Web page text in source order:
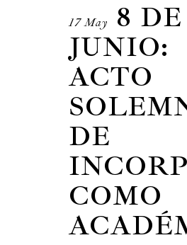
17 May
8 DE
JUNIO:
ACTO
DE
COMO